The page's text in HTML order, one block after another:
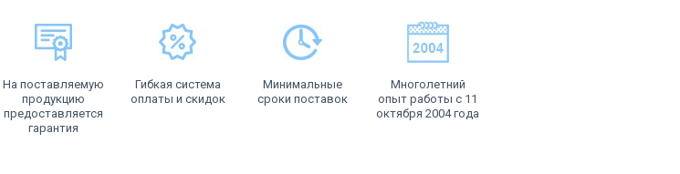
На поставляемую
продукцию
предоставляется
гарантия
Гибкая система
оплаты и скидок
Минимальные
сроки поставок
Многолетний
опыт работы с 11
октября 2004 года